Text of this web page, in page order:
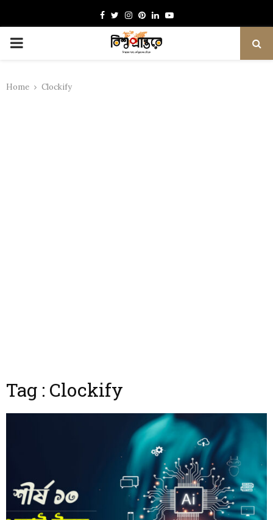
Facebook
TwitterInstagram
Pinterest
LinkedinYoutube
PRIMARY
Home Clockify
Tag : Clockify